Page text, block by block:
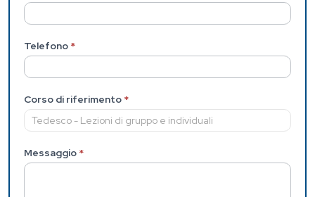
Telefono *
Corso di riferimento *
Messaggio *